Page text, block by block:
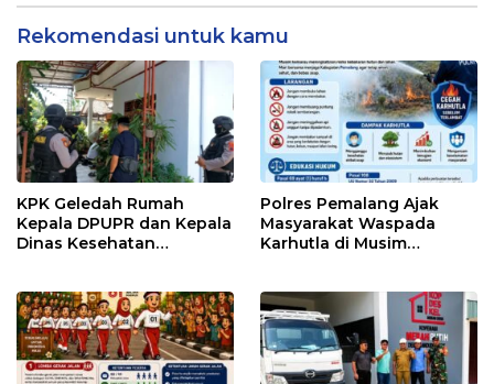
Rekomendasi untuk kamu
KPK Geledah Rumah
Kepala DPUPR dan Kepala
Dinas Kesehatan
Polres Pemalang Ajak
Masyarakat Waspada
Karhutla di Musim